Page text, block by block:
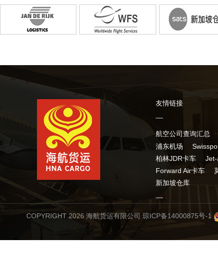
友情链接
航空公司查询汇总
浦东机场
柏林JDR卡车
Forward Air卡车
新加坡仓库
COPYRIGHT 2026 海航货运有限公司 琼ICP备14000875号-1